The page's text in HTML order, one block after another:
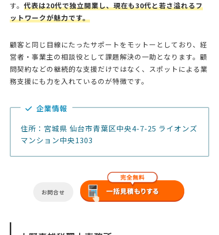
す。 代表は20代で独立開業し、現在も30代と若さ溢れるフ
ットワークが魅力です。
顧客と同じ目線にたったサポートをモットーとしており、経
営者・事業主の相談役として課題解決の一助となります。顧
問契約などの継続的な支援だけではなく、スポットによる業
務支援にも力を入れているのが特徴です。
企業情報
住所：宮城県 仙台市青葉区中央4-7-25 ライオンズ
マンション中央1303
お問合せ